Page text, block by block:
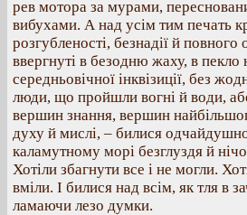
рев мотора за мурами,
вибухами. А над усім тим печать
розгубленості, безнадії й
ввергнуті в безодню жаху, в пекло
середньовічної інквізиції, без
люди, що пройшли вогні й води,
вершин знання, вершин
духу й мислі, – билися
каламутному морі безглуздя й
Хотіли збагнути все і не могли.
вміли. І билися над всім, як тля в
ламаючи лезо думки.